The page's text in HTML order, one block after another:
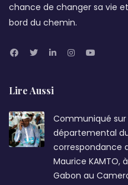
chance de changer sa vie
bord du chemin.
Lire Aussi
Communiqué
départemental
correspondance
Maurice KAMTO,
Gabon au